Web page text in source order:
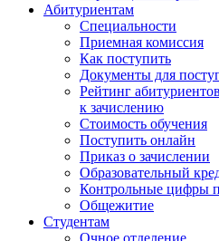
Абитуриентам
Специальности
Приемная комиссия
Как поступить
Документы для
Рейтинг
к зачислению
Стоимость обучения
Поступить онлайн
Приказ о зачислении
Образовательный
Контрольные цифры
Общежитие
Студентам
Очное отделение